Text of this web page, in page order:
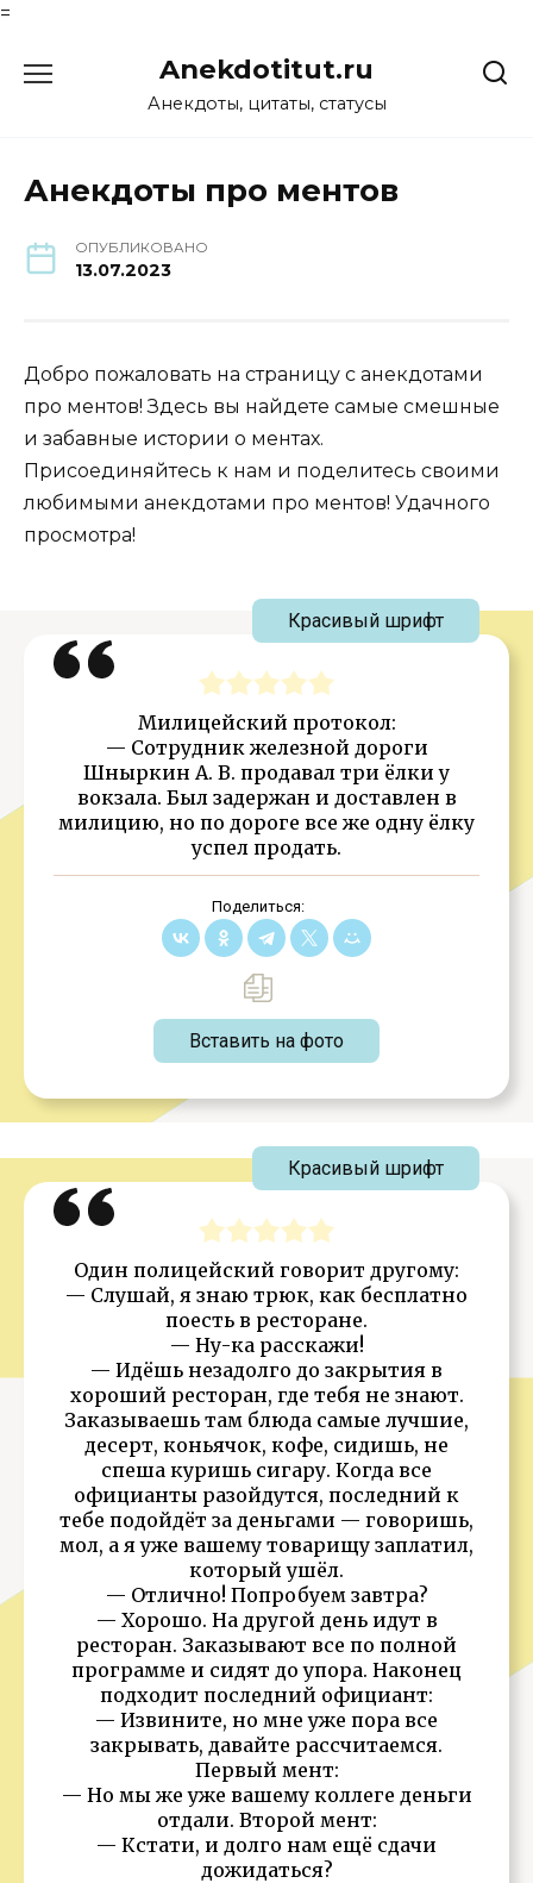
=
Anekdotitut.ru
Анекдоты, цитаты, статусы
Анекдоты про ментов
ОПУБЛИКОВАНО
13.07.2023
Добро пожаловать на страницу с анекдотами
про ментов! Здесь вы найдете самые смешные
и забавные истории о ментах.
Присоединяйтесь к нам и поделитесь своими
любимыми анекдотами про ментов! Удачного
просмотра!
Милицейский протокол:
— Сотрудник железной дороги
Шныркин А. В. продавал три ёлки у
вокзала. Был задержан и доставлен в
милицию, но по дороге все же одну ёлку
успел продать.
Поделиться:
Вставить на фото
Красивый шрифт
Один полицейский говорит другому:
— Слушай, я знаю трюк, как бесплатно
поесть в ресторане.
— Ну-ка расскажи!
— Идёшь незадолго до закрытия в
хороший ресторан, где тебя не знают.
Заказываешь там блюда самые лучшие,
десерт, коньячок, кофе, сидишь, не
спеша куришь сигару. Когда все
официанты разойдутся, последний к
тебе подойдёт за деньгами — говоришь,
мол, а я уже вашему товарищу заплатил,
который ушёл.
— Отлично! Попробуем завтра?
— Хорошо. На другой день идут в
ресторан. Заказывают все по полной
программе и сидят до упора. Наконец
подходит последний официант:
— Извините, но мне уже пора все
закрывать, давайте рассчитаемся.
Первый мент:
— Но мы же уже вашему коллеге деньги
отдали. Второй мент:
— Кстати, и долго нам ещё сдачи
дожидаться?
Красивый шрифт